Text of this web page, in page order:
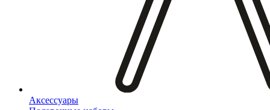
Аксессуары